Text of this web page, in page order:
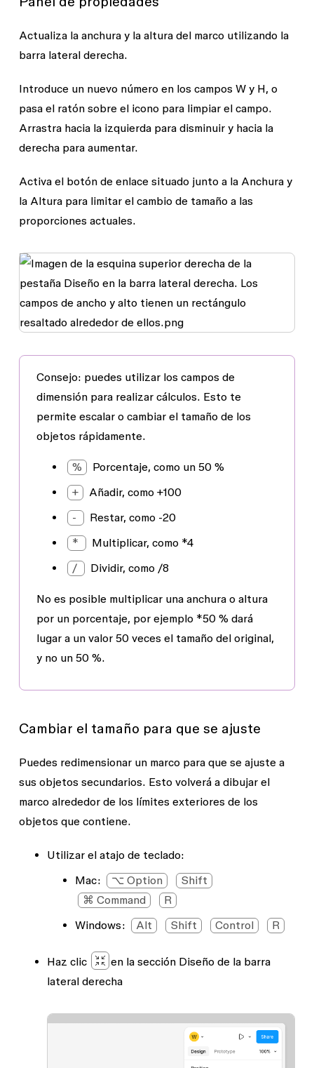
Actualiza la anchuray la alturadel marco utilizando la
barra lateral derecha.
Introduce un nuevo número en los campos W y H, o
pasa el ratón sobre el icono para limpiar el campo.
Arrastra hacia la izquierda para disminuir y hacia la
derecha para aumentar.
Activa el botón de enlace situado junto a la Anchura y
la Altura para limitar el cambio de tamaño a las
proporciones actuales.
Consejo: puedes utilizar los campos de
dimensión para realizar cálculos. Esto te
permite escalar o cambiar el tamaño de los
objetos rápidamente.
%
Porcentaje, como un 50 %
+
Añadir, como +100
-
Restar, como -20
*
Multiplicar, como *4
/
Dividir, como /8
No es posible multiplicar una anchura o altura
por un porcentaje, por ejemplo *50 % dará
lugar a un valor 50 veces el tamaño del original,
y no un 50 %.
Cambiar el tamaño para que se ajuste
Puedes redimensionar un marco para que se ajuste a
sus objetos secundarios. Esto volverá a dibujar el
marco alrededor de los límites exteriores de los
objetos que contiene.
Utilizar el atajo de teclado:
Mac:
⌥ Option
Shift
⌘ Command
R
Windows:
Alt Shift Control R
Haz clic en la sección Diseño de la barra
lateral derecha